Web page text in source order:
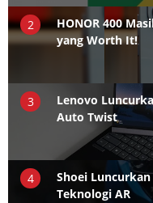
2
HONOR 400
yang Worth It!
3
Lenovo
Auto Twist
4
Shoei
Teknologi AR